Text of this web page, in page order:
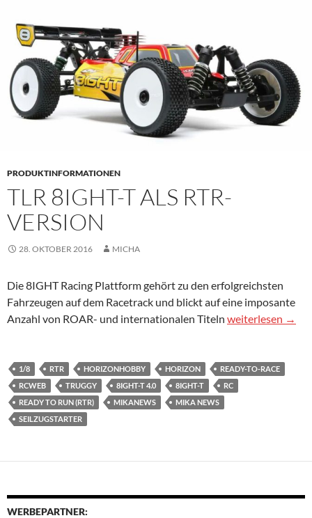
PRODUKTINFORMATIONEN
TLR 8IGHT-T ALS RTR-
VERSION
28. OKTOBER 2016 MICHA
Die 8IGHT Racing Plattform gehört zu den erfolgreichsten
Fahrzeugen auf dem Racetrack und blickt auf eine imposante
Anzahl von ROAR- und internationalen Titeln TLR 8IGHT-T als
weiterlesen →
1/8 RTR HORIZONHOBBY HORIZON
READY-TO-RACE
RCWEB
TRUGGY 8IGHT-T 4.0 8IGHT-T
RC
READY TO RUN (RTR)
MIKANEWS
MIKA NEWS
SEILZUGSTARTER
WERBEPARTNER: